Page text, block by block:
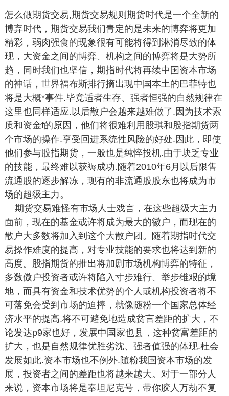
怎么做期货交易,期货交易规则期货时代是一个全新的
博弃时代，期货交易我们青定的是未来的博弈将更加
精彩，弱肉强食的现象很有可能将得到淋消尽致的体
现，大资金之间的博弈、机构之间的博弈将是大势所
趋，同时我们也坚信，期指时代将再续中国资本市场
的神话，世界福布斯排行摘出现中国本土的巴菲特也
将是大概*事件.毕竟适者生存、强者恒强的自然规律在
这里也同样适应.以后散户会越来越难做了.因为技术索
质和资金f的原因，他们将很难利用股琪和股指期货两
个市场的操作.享受回进系统性风险的好处.因此，即使
他们参与股指期货，一般也是纯悴投机.由于块乏专业
的技能，最终难以获褥成功.随着2010年6月以后限售
流通股的逐步解冻，现有的非流通股股东也将成为市
场的超级主力。
期货交易难怪有市场人士戏言，在这些超级大主力
面前，现在的基金或许将成为最大的徽户，而现在的
散户大多数将加入到这个大散户团。随着期指时代交
易操作难度的提高，对专业技能的要求也将达到新的
高度。股指期货的推出将加剧市场机构博弈的特征，
多数傲户投资者或许将陷入寸步难行、举步维艰的境
地，而具有资金和技术优势的个人或机构投资者将不
可落免会受到市场的迫捧，就像随粉一个国家总体经
济水平的提高.将不可避免地造成贫言差距的扩大，不
论发达p9家也好，发展中国家也县，这种贫富差距的
扩大，也是自然规律优胜劣沈、强者值强的体现.杜会
发展如此.资本市场也不例外.随粉我国资本市场的发
展，投资者之间的差距也将越来越大。对于一部分人
来说，资本市场将是奉坦尼克号，带你胶人万劫不复